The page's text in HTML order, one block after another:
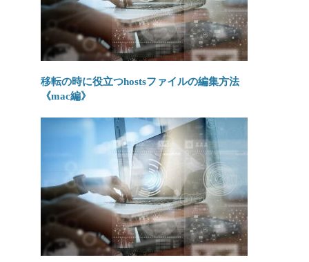
移転の時に役立つhostsファイルの編集方法
《mac編》